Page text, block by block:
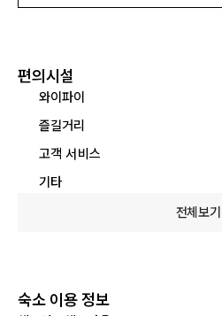
편의시설
와이파이
즐길거리
고객 서비스
기타
전체보기
숙소 이용 정보